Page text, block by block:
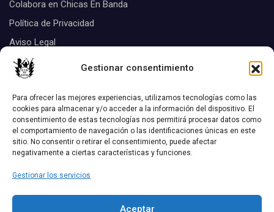
Gestionar consentimiento
Para ofrecer las mejores experiencias, utilizamos tecnologías como las
cookies para almacenar y/o acceder a la información del dispositivo. El
consentimiento de estas tecnologías nos permitirá procesar datos como
el comportamiento de navegación o las identificaciones únicas en este
sitio. No consentir o retirar el consentimiento, puede afectar
negativamente a ciertas características y funciones.
Gestionar los servicios
Aceptar
Colabora en Chicas En Banda
Política de Privacidad
Aviso Legal
Suscribirse
Tags
Aquel disco Biografias chicas Listas
Discos